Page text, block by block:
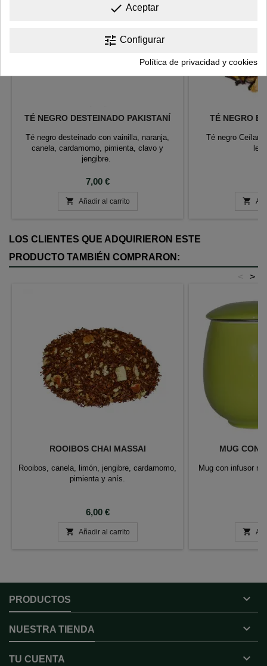
TÉ NEGRO DESTEINADO PAKISTANÍ
Té negro desteinado con vainilla, naranja,
canela, cardamomo, pimienta, clavo y
jengibre.
Precio
7,00 €
 Añadir al carrito
TÉ NEGRO
Té negro Ceílan

LOS CLIENTES QUE ADQUIRIERON ESTE
PRODUCTO TAMBIÉN COMPRARON:
>
<
ROOIBOS CHAI MASSAI
Rooibos, canela, limón, jengibre, cardamomo,
pimienta y anís.
Precio
6,00 €
 Añadir al carrito
MUG CON
Mug con infusor

PRODUCTOS 
NUESTRA TIENDA 
TU CUENTA 
done Aceptar
tune Configurar
Política de privacidad y cookies